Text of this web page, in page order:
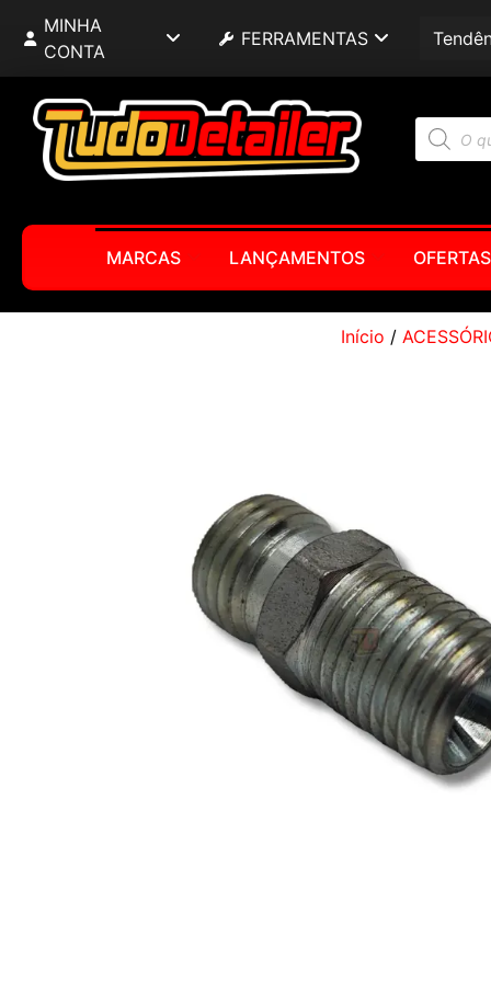
MINHA
CONTA
FERRAMENTAS
MARCAS LANÇAMENTOS OFERTAS
Início /